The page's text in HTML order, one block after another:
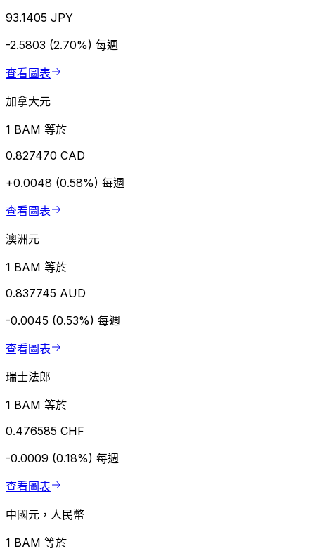
93.1405 JPY
-2.5803 (2.70%) 每週
查看圖表
加拿大元
1 BAM 等於
0.827470 CAD
+0.0048 (0.58%) 每週
查看圖表
澳洲元
1 BAM 等於
0.837745 AUD
-0.0045 (0.53%) 每週
查看圖表
瑞士法郎
1 BAM 等於
0.476585 CHF
-0.0009 (0.18%) 每週
查看圖表
中國元，人民幣
1 BAM 等於